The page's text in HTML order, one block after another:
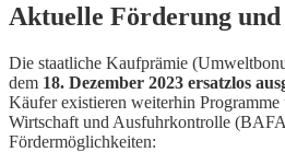
Aktuelle Förderung
Die staatliche Kaufprämie
dem 18. Dezember 2023 ersatzlos
Käufer existieren weiterhin Programme
Wirtschaft und Ausfuhrkontrolle
Fördermöglichkeiten: